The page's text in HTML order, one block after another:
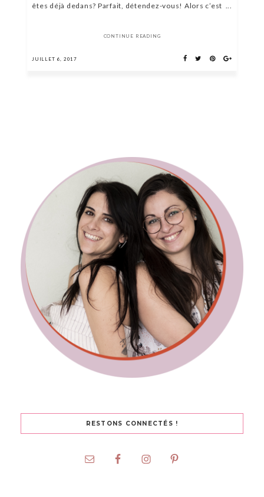
êtes déjà dedans? Parfait, détendez-vous! Alors c’est ...
CONTINUE READING
JUILLET 6, 2017
RESTONS CONNECTÉS !